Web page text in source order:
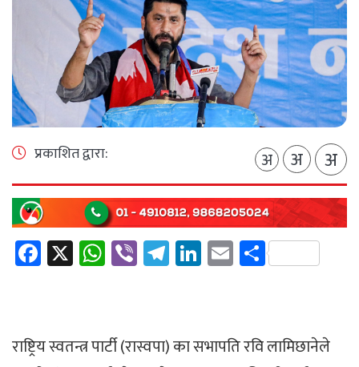
प्रकाशित द्वारा: अ अ अ
Facebook
X WhatsApp
ViberTelegram
LinkedIn
EmailShare
राष्ट्रिय स्वतन्त्र पार्टी (रास्वपा) का सभापति रवि लामिछानेले